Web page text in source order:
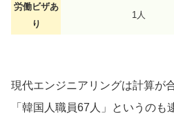
労働ビザあ
り
1人
現代エンジニアリングは計算が
「韓国人職員67人」というのも